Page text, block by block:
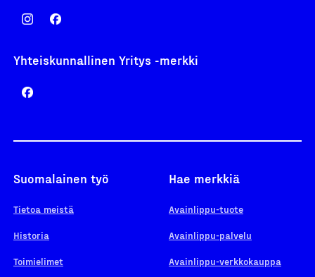
Yhteiskunnallinen Yritys -merkki
Suomalainen työ
Tietoa meistä
Historia
Toimielimet
Hae merkkiä
Avainlippu-tuote
Avainlippu-palvelu
Avainlippu-verkkokauppa